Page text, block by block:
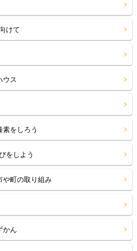
けて
ス
をしろう
をしよう
町の取り組み
かん